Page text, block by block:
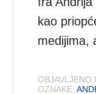
kao
medijima,
OBJAVLJENO
OZNAKE: